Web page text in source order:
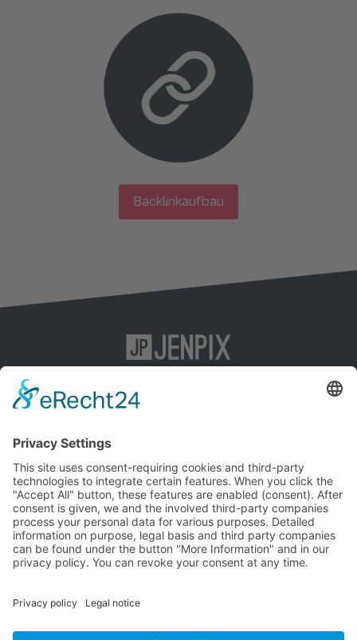
Backlinkaufbau
KI-SEO
SEO
Social-Media-Marketing
Agentur
Kontakt
Jenpix GmbH